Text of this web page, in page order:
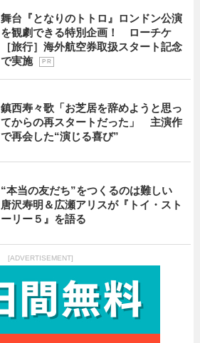
舞台『となりのトトロ』ロンドン公演
を観劇できる特別企画！ ローチケ
［旅行］海外航空券取扱スタート記念
で実施
P R
鎮西寿々歌「お芝居を辞めようと思っ
てからの再スタートだった」 主演作
で再会した“演じる喜び”
“本当の友だち”をつくるのは難しい
唐沢寿明＆広瀬アリスが『トイ・スト
ーリー５』を語る
[ADVERTISEMENT]